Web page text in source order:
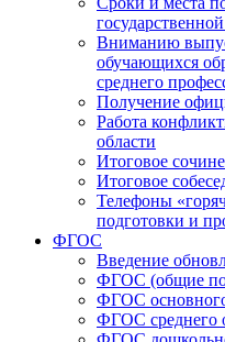
Вниманию
обучающихся
среднего
Получение
Работа
области
Итоговое
Итоговое
Телефоны
подготовки и
ФГОС
Введение
ФГОС (общие
ФГОС
ФГОС среднего